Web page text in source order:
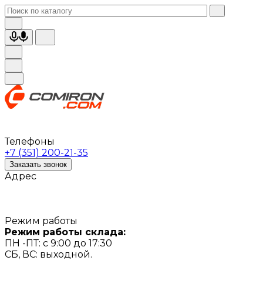
Телефоны
+7 (351) 200-21-35
Заказать звонок
Адрес
Режим работы
Режим работы склада:
ПН -ПТ: с 9:00 до 17:30
СБ, ВС: выходной.